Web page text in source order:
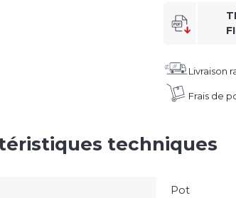
Livraison
Frais de
techniques
Pot